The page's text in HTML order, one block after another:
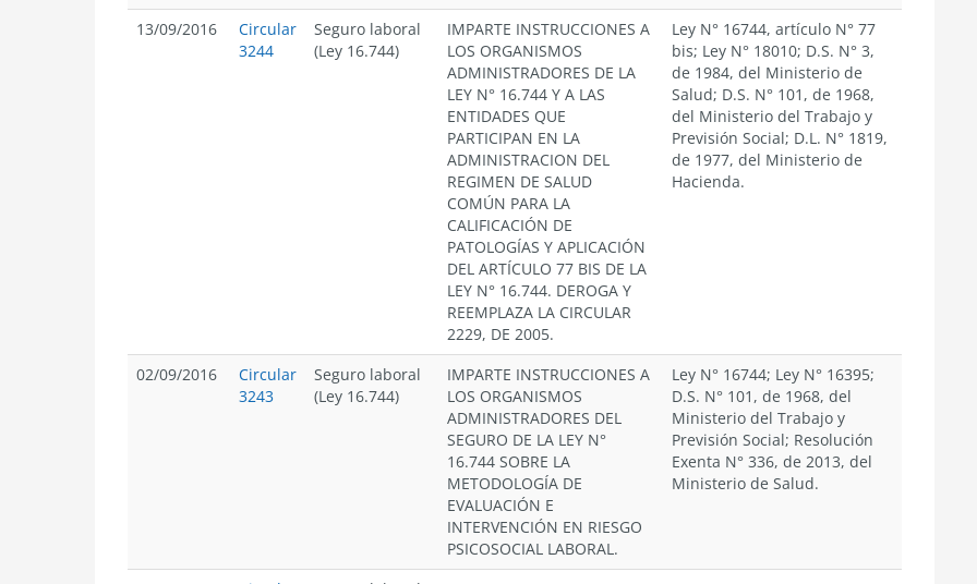
13/09/2016
Circular
3244
Seguro laboral
(Ley 16.744)
IMPARTE INSTRUCCIONES A
LOS ORGANISMOS
ADMINISTRADORES DE LA
LEY N° 16.744 Y A LAS
ENTIDADES QUE
PARTICIPAN EN LA
ADMINISTRACION DEL
REGIMEN DE SALUD
COMÚN PARA LA
CALIFICACIÓN DE
PATOLOGÍAS Y APLICACIÓN
DEL ARTÍCULO 77 BIS DE LA
LEY N° 16.744. DEROGA Y
REEMPLAZA LA CIRCULAR
2229, DE 2005.
Ley N° 16744, artículo N° 77
bis; Ley N° 18010; D.S. N° 3,
de 1984, del Ministerio de
Salud; D.S. N° 101, de 1968,
del Ministerio del Trabajo y
Previsión Social; D.L. N° 1819,
de 1977, del Ministerio de
Hacienda.
02/09/2016
Circular
3243
Seguro laboral
(Ley 16.744)
IMPARTE INSTRUCCIONES A
LOS ORGANISMOS
ADMINISTRADORES DEL
SEGURO DE LA LEY N°
16.744 SOBRE LA
METODOLOGÍA DE
EVALUACIÓN E
INTERVENCIÓN EN RIESGO
PSICOSOCIAL LABORAL.
Ley N° 16744; Ley N° 16395;
D.S. N° 101, de 1968, del
Ministerio del Trabajo y
Previsión Social; Resolución
Exenta N° 336, de 2013, del
Ministerio de Salud.